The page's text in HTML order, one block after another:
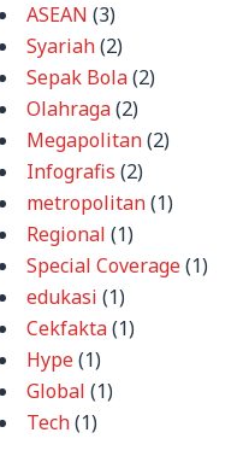
ASEAN (3)
Syariah(2)
Sepak Bola(2)
Olahraga(2)
Megapolitan(2)
Infografis (2)
metropolitan(1)
Regional (1)
Special Coverage(1)
edukasi (1)
Cekfakta(1)
Hype(1)
Global (1)
Tech(1)